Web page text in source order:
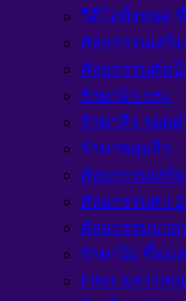
วีดีโอทั้งหมด
ศัลยกรรมเสริ
ศัลยกรรมตัด
รักษาฝ้า กระ
รักษาสิว รอยด
รักษาหลุมสิว
ศัลยกรรมเสริ
ศัลยกรรมตา
ศัลยกรรมปาก
รักษาไฝ ขี้แม
Filler &สารล